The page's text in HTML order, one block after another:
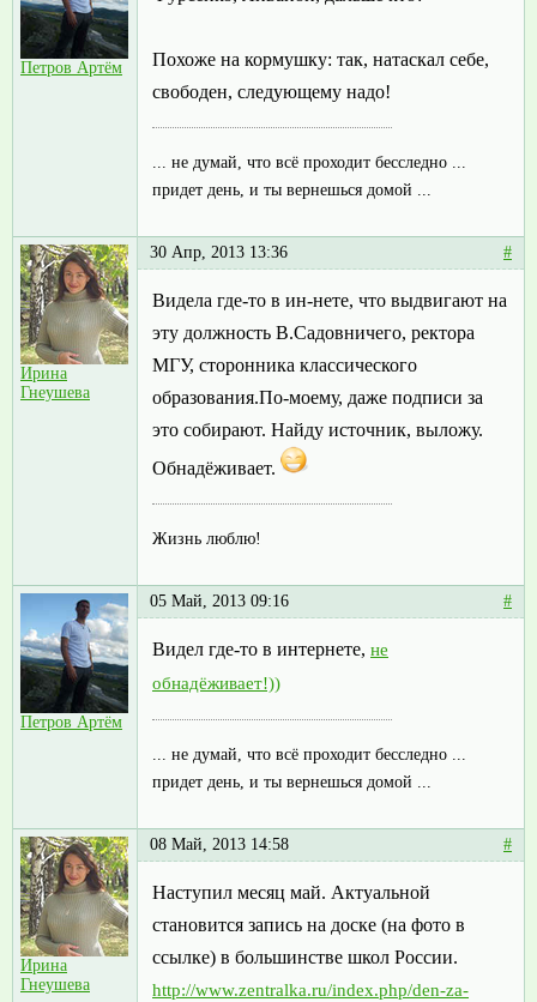
Петров Артём
Похоже на кормушку: так, натаскал себе,
свободен, следующему надо!
... не думай, что всё проходит бесследно ...
придет день, и ты вернешься домой ...
Ирина
Гнеушева
30 Апр, 2013 13:36 #
Видела где-то в ин-нете, что выдвигают на
эту должность В.Садовничего, ректора
МГУ, сторонника классического
образования.По-моему, даже подписи за
это собирают. Найду источник, выложу.
Обнадёживает.
Жизнь люблю!
Петров Артём
05 Май, 2013 09:16 #
Видел где-то в интернете, не
обнадёживает!))
... не думай, что всё проходит бесследно ...
придет день, и ты вернешься домой ...
Ирина
Гнеушева
08 Май, 2013 14:58 #
Наступил месяц май. Актуальной
становится запись на доске (на фото в
ссылке) в большинстве школ России.
http://www.zentralka.ru/index.php/den-za-